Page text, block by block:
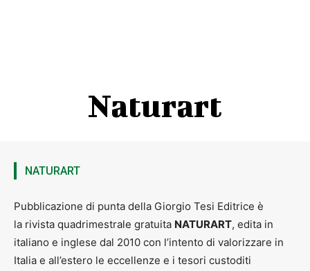
Naturart
NATURART
Pubblicazione di punta della Giorgio Tesi Editrice è
la rivista quadrimestrale gratuita NATURART, edita in
italiano e inglese dal 2010 con l’intento di valorizzare in
Italia e all’estero le eccellenze e i tesori custoditi